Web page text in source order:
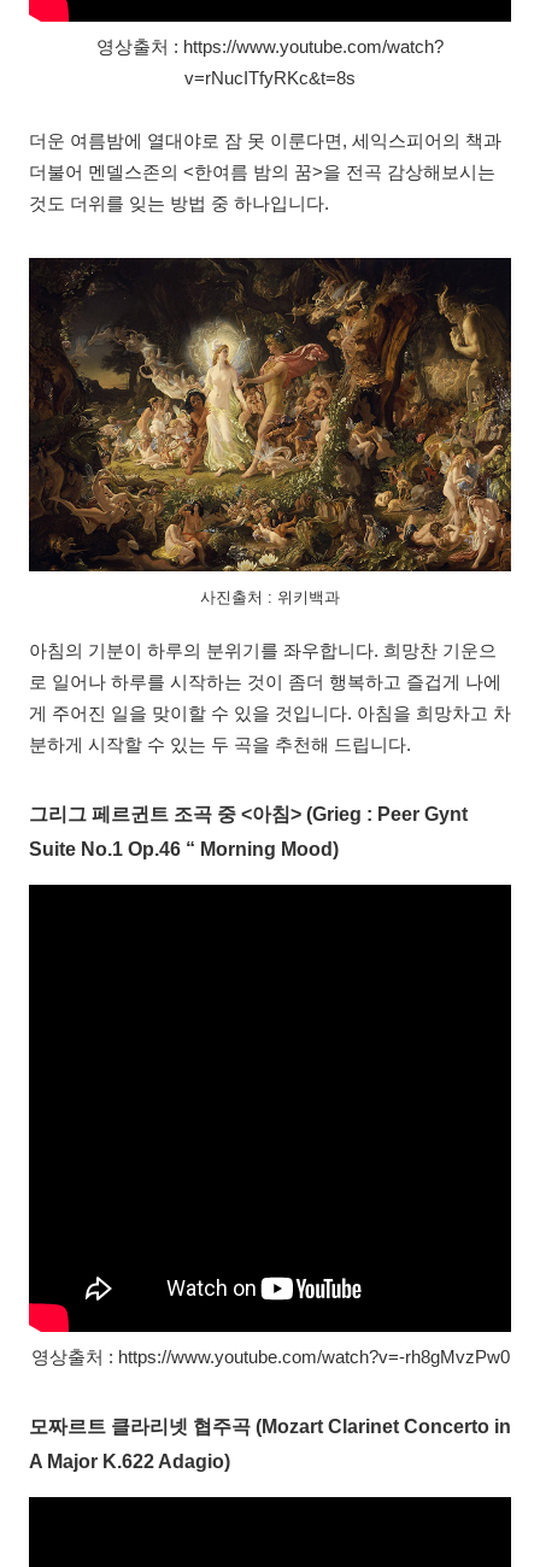
영상출처 : https://www.youtube.com/watch?
v=rNucITfyRKc&t=8s
더운 여름밤에 열대야로 잠 못 이룬다면, 세익스피어의 책과
더불어 멘델스존의 <한여름 밤의 꿈>을 전곡 감상해보시는
것도 더위를 잊는 방법 중 하나입니다.
사진출처 : 위키백과
아침의 기분이 하루의 분위기를 좌우합니다. 희망찬 기운으
로 일어나 하루를 시작하는 것이 좀더 행복하고 즐겁게 나에
게 주어진 일을 맞이할 수 있을 것입니다. 아침을 희망차고 차
분하게 시작할 수 있는 두 곡을 추천해 드립니다.
그리그 페르귄트 조곡 중 <아침> (Grieg : Peer Gynt
Suite No.1 Op.46 “ Morning Mood)
영상출처 : https://www.youtube.com/watch?v=-rh8gMvzPw0
모짜르트 클라리넷 협주곡 (Mozart Clarinet Concerto in
A Major K.622 Adagio)